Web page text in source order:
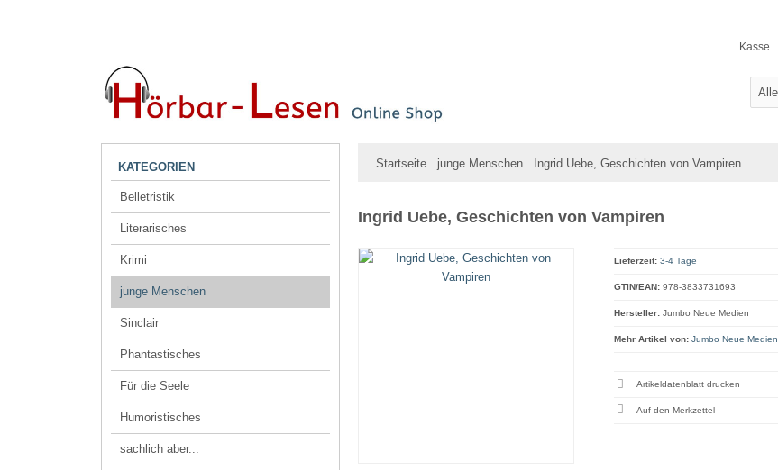
Kasse
Startseite junge Menschen Ingrid Uebe, Geschichten von Vampiren
Ingrid Uebe, Geschichten von Vampiren
Lieferzeit: 3-4 Tage
GTIN/EAN: 978-3833731693
Hersteller: Jumbo Neue Medien
Mehr Artikel von: Jumbo Neue Medien
Artikeldatenblatt drucken
KATEGORIEN
Belletristik
Literarisches
Krimi
junge Menschen
Sinclair
Phantastisches
Für die Seele
Humoristisches
sachlich aber...